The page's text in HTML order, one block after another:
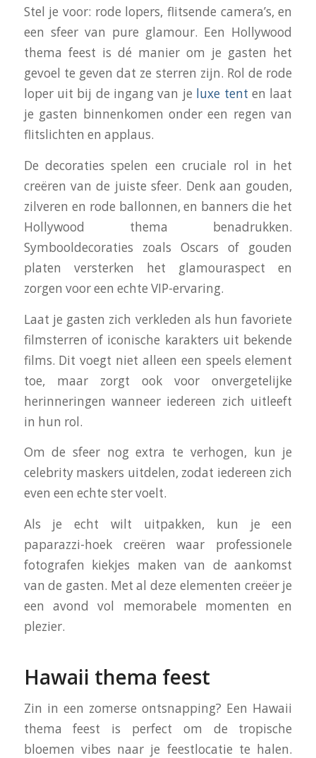
Stel je voor: rode lopers, flitsende camera’s, en
een sfeer van pure glamour. Een Hollywood
thema feest is dé manier om je gasten het
gevoel te geven dat ze sterren zijn. Rol de rode
loper uit bij de ingang van je luxe tent en laat
je gasten binnenkomen onder een regen van
flitslichten en applaus.
De decoraties spelen een cruciale rol in het
creëren van de juiste sfeer. Denk aan gouden,
zilveren en rode ballonnen, en banners die het
Hollywood thema benadrukken.
Symbooldecoraties zoals Oscars of gouden
platen versterken het glamouraspect en
zorgen voor een echte VIP-ervaring.
Laat je gasten zich verkleden als hun favoriete
filmsterren of iconische karakters uit bekende
films. Dit voegt niet alleen een speels element
toe, maar zorgt ook voor onvergetelijke
herinneringen wanneer iedereen zich uitleeft
in hun rol.
Om de sfeer nog extra te verhogen, kun je
celebrity maskers uitdelen, zodat iedereen zich
even een echte ster voelt.
Als je echt wilt uitpakken, kun je een
paparazzi-hoek creëren waar professionele
fotografen kiekjes maken van de aankomst
van de gasten. Met al deze elementen creëer je
een avond vol memorabele momenten en
plezier.
Hawaii thema feest
Zin in een zomerse ontsnapping? Een Hawaii
thema feest is perfect om de tropische
bloemen vibes naar je feestlocatie te halen.